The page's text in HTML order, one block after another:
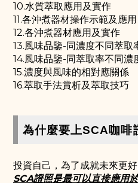
10.水質萃取應用及實作
11.各沖煮器材操作示範及應用
12.各沖煮器材應用及實作
13.風味品鑒-同濃度不同萃取
14.風味品鑒-同萃取率不同濃
15.濃度與風味的相對應關係
16.萃取手法賞析及萃取技巧
為什麼要上SCA咖啡
投資自己，為了成就未來更
SCA證照是最可以直接應用